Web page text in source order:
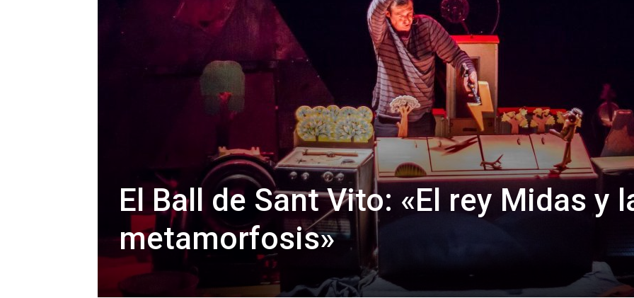
El Ball de Sant Vito: «El rey Midas y
metamorfosis»